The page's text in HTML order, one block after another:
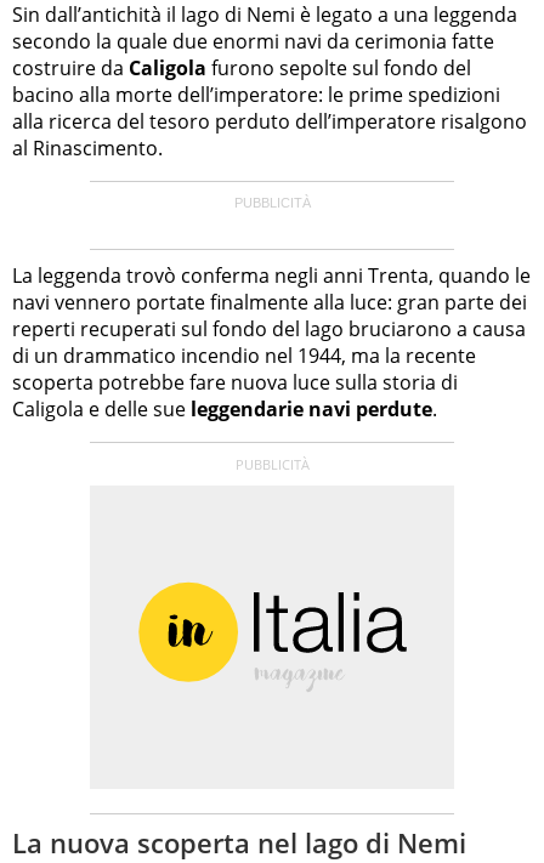
Sin dall’antichità il lago di Nemi è legato a una leggenda
secondo la quale due enormi navi da cerimonia fatte
costruire da Caligola furono sepolte sul fondo del
bacino alla morte dell’imperatore: le prime spedizioni
alla ricerca del tesoro perduto dell’imperatore risalgono
al Rinascimento.
La leggenda trovò conferma negli anni Trenta, quando le
navi vennero portate finalmente alla luce: gran parte dei
reperti recuperati sul fondo del lago bruciarono a causa
di un drammatico incendio nel 1944, ma la recente
scoperta potrebbe fare nuova luce sulla storia di
Caligola e delle sue leggendarie navi perdute.
La nuova scoperta nel lago di Nemi